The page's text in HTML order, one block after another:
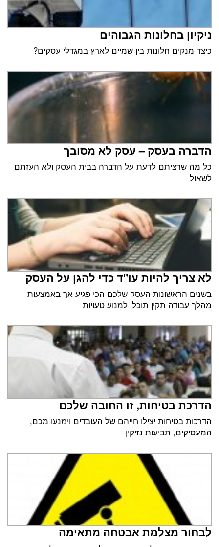
ניקיון בחלונות הגבוהים
כיצד מנקים חלונות בין שמיים לארץ במגדלי עסקים?
הדברה בעסק – עסק לא מסובך
כל מה שרציתם לדעת על הדברה בבית העסק ולא העזתם
לשאול
לא צריך להיות עו"ד כדי להגן על העסק
בשנים הראשונות העסק שלכם הכי פגיע אך באמצעות
מהלך עבודה תקין תוכלו למנוע טעויות
הדרכת בטיחות, זו החובה שלכם
הדרכות בטיחות יצילו חייהם של העובדים וימנעו מכם,
המעסיקים, תביעות נזיקין
לבחור מצלמת אבטחה מתאימה